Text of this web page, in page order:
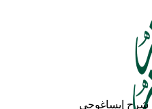
شرح إيساغوجي